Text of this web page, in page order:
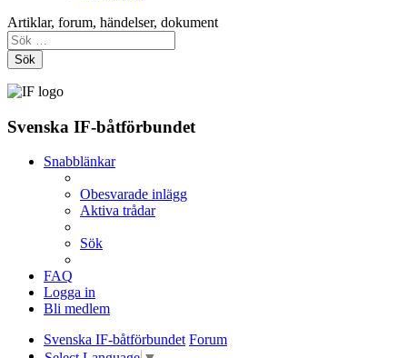
Artiklar, forum, händelser, dokument
Sök
Svenska IF-båtförbundet
Snabblänkar
Obesvarade inlägg
Aktiva trådar
Sök
FAQ
Logga in
Bli medlem
Svenska IF-båtförbundet Forum